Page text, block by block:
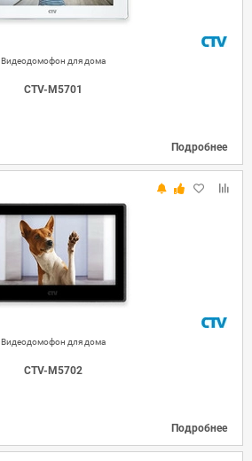
Видеодомофон для дома
CTV-M5701
Подробнее
Видеодомофон для дома
CTV-M5702
Подробнее